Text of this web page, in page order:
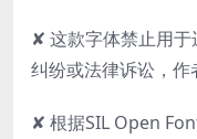
✘ 这款字体禁止用
纠纷或法律诉讼，作
✘ 根据SIL Open